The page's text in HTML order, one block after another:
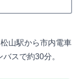
山駅から市内電車
スで約30分。